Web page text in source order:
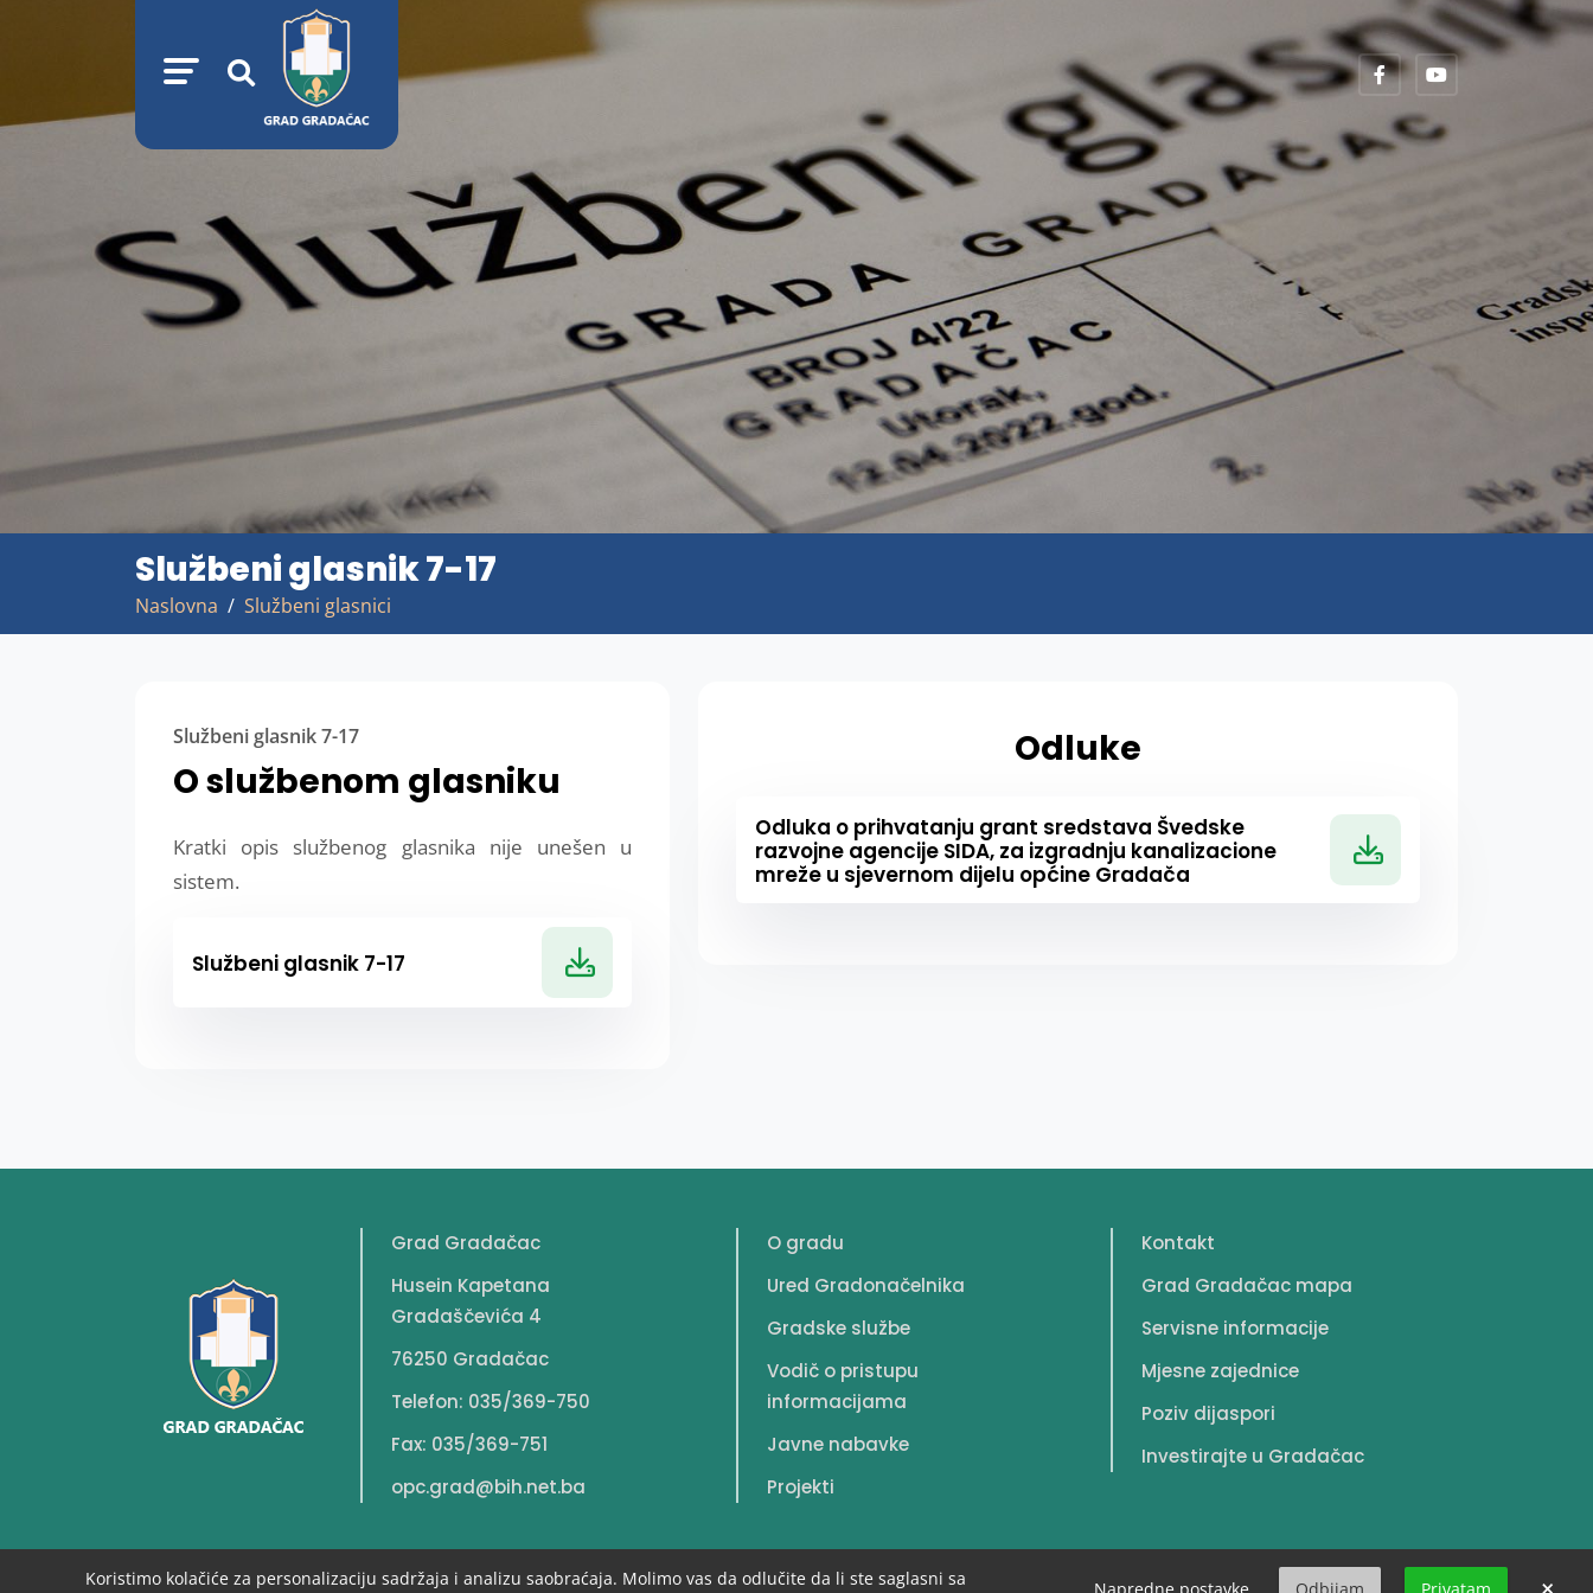
Službeni glasnik 7-17
Naslovna Službeni glasnici
Službeni glasnik 7-17
O službenom glasniku
Kratki opis službenog glasnika nije unešen u
sistem.
Službeni glasnik 7-17
Odluke
Odluka o prihvatanju grant sredstava Švedske
razvojne agencije SIDA, za izgradnju kanalizacione
mreže u sjevernom dijelu općine Gradača
Grad Gradačac
Husein Kapetana
Gradaščevića 4
76250 Gradačac
Telefon: 035/369-750
Fax: 035/369-751
opc.grad@bih.net.ba
O gradu
Ured Gradonačelnika
Gradske službe
Vodič o pristupu
informacijama
Javne nabavke
Projekti
Kontakt
Grad Gradačac mapa
Servisne informacije
Mjesne zajednice
Poziv dijaspori
Investirajte u Gradačac
Koristimo kolačiće za personalizaciju sadržaja i analizu saobraćaja. Molimo vas da odlučite da li ste saglasni sa
Napredne postavke